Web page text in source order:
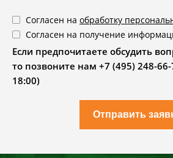
Согласен на обработку
Согласен на получение
Если предпочитаете обсудить
то позвоните нам +7 (495) 248-
18:00)
Отправить